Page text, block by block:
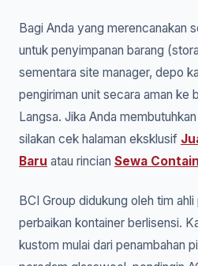
Bagi Anda yang merencanakan
untuk penyimpanan barang
sementara site manager, depo
pengiriman unit secara aman ke
Langsa. Jika Anda
silakan cek halaman eksklusif
Baru atau rincian Sewa
BCI Group didukung oleh tim
perbaikan kontainer berlisensi.
kustom mulai dari penambahan